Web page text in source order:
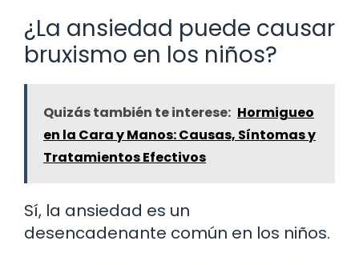
¿La ansiedad puede causar
bruxismo en los niños?
Quizás también te interese: Hormigueo
en la Cara y Manos: Causas, Síntomas y
Tratamientos Efectivos
Sí, la ansiedad es un
desencadenante común en los niños.